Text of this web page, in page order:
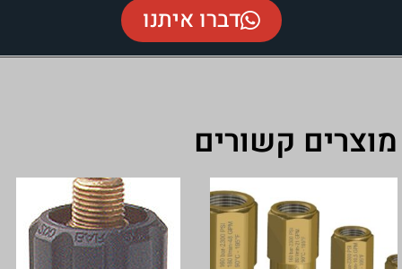
דברו איתנו
קשורים